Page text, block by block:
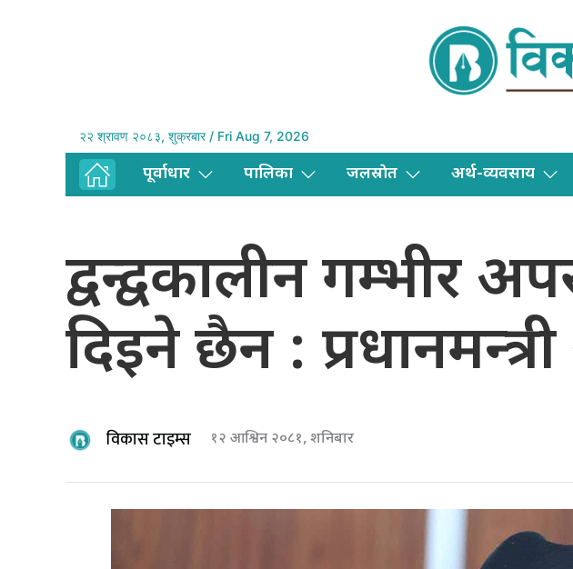
२२ श्रावण २०८३, शुक्रबार / Fri Aug 7, 2026
पूर्वाधार पालिका जलस्राेत अर्थ-व्यवसाय
द्वन्द्वकालीन गम्भीर
दिइने छैन :
विकास टाइम्स १२ आश्विन २०८१, शनिबार